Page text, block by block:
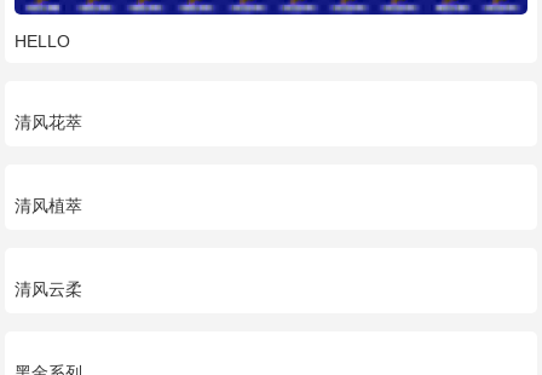
HELLO
清风花萃
清风植萃
清风云柔